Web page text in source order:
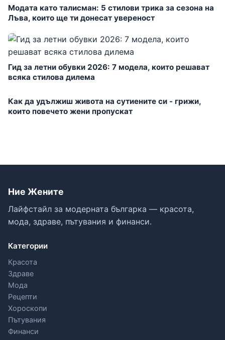
Модата като талисман: 5 стилови трика за сезона на
Лъва, които ще ти донесат увереност
Гид за летни обувки 2026: 7 модела, които решават
всяка стилова дилема
Как да удължиш живота на сутиените си - грижи,
които повечето жени пропускат
Ние Жените
Лайфстайл за модерната българка — красота,
мода, здраве, пътувания и финанси.
Категории
Красота
Здраве
Мода
Рецепти
Хороскопи
Пътувания
Финанси